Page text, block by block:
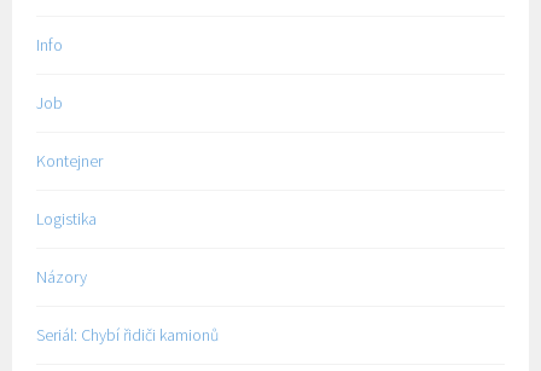
Info
Job
Kontejner
Logistika
Názory
Seriál: Chybí řidiči kamionů